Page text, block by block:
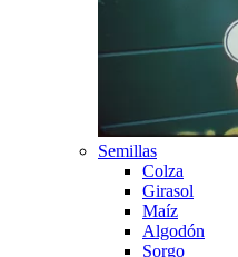
Semillas
Colza
Girasol
Maíz
Algodón
Sorgo